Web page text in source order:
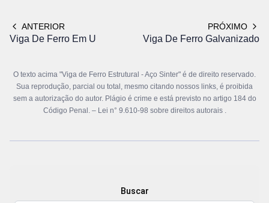
ANTERIOR
Viga De Ferro Em U
PRÓXIMO
Viga De Ferro Galvanizado
O texto acima "Viga de Ferro Estrutural - Aço Sinter" é de direito reservado.
Sua reprodução, parcial ou total, mesmo citando nossos links, é proibida
sem a autorização do autor. Plágio é crime e está previsto no artigo 184 do
Código Penal. – Lei n° 9.610-98 sobre direitos autorais .
Buscar